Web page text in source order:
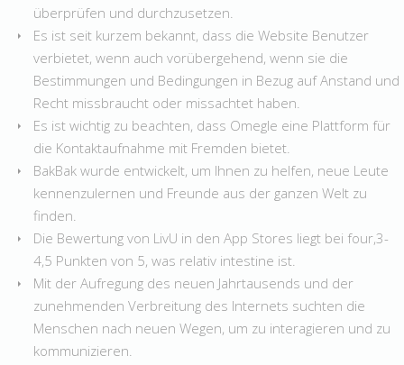
überprüfen und durchzusetzen.
Es ist seit kurzem bekannt, dass die Website Benutzer
verbietet, wenn auch vorübergehend, wenn sie die
Bestimmungen und Bedingungen in Bezug auf Anstand und
Recht missbraucht oder missachtet haben.
Es ist wichtig zu beachten, dass Omegle eine Plattform für
die Kontaktaufnahme mit Fremden bietet.
BakBak wurde entwickelt, um Ihnen zu helfen, neue Leute
kennenzulernen und Freunde aus der ganzen Welt zu
finden.
Die Bewertung von LivU in den App Stores liegt bei four,3-
4,5 Punkten von 5, was relativ intestine ist.
Mit der Aufregung des neuen Jahrtausends und der
zunehmenden Verbreitung des Internets suchten die
Menschen nach neuen Wegen, um zu interagieren und zu
kommunizieren.